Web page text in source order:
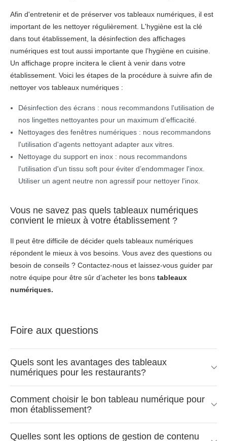
Afin d'entretenir et de préserver vos tableaux numériques, il est
important de les nettoyer régulièrement. L'hygiène est la clé
dans tout établissement, la désinfection des affichages
numériques est tout aussi importante que l’hygiène en cuisine.
Un affichage propre incitera le client à venir dans votre
établissement. Voici les étapes de la procédure à suivre afin de
nettoyer vos tableaux numériques :
Désinfection des écrans : nous recommandons l'utilisation de
nos lingettes nettoyantes pour un maximum d’efficacité.
Nettoyages des fenêtres numériques : nous recommandons
l'utilisation d'agents nettoyant adapter aux vitres.
Nettoyage du support en inox : nous recommandons
l'utilisation d'un tissu soft pour éviter d’endommager l'inox.
Utiliser un agent neutre non agressif pour nettoyer l'inox.
Vous ne savez pas quels tableaux numériques
convient le mieux à votre établissement ?
Il peut être difficile de décider quels tableaux numériques
répondent le mieux à vos besoins. Vous avez des questions ou
besoin de conseils ? Contactez-nous et laissez-vous guider par
notre équipe pour être sûr d’acheter les bons tableaux
numériques.
Foire aux questions
Quels sont les avantages des tableaux
numériques pour les restaurants?
Comment choisir le bon tableau numérique pour
mon établissement?
Quelles sont les options de gestion de contenu